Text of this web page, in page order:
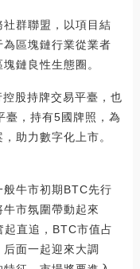
群聯盟，以項目結
區塊鏈行業從業者
鏈良性生態圈。
股持牌交易平臺，也
臺，持有5國牌照，為
助力數字化上市。
牛市初期BTC先行
市氛圍帶動起來
直追，BTC市值占
面一起迎來大調